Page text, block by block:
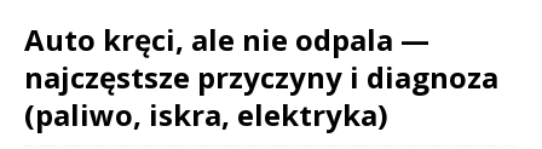
Auto kręci, ale nie odpala —
najczęstsze przyczyny i diagnoza
(paliwo, iskra, elektryka)